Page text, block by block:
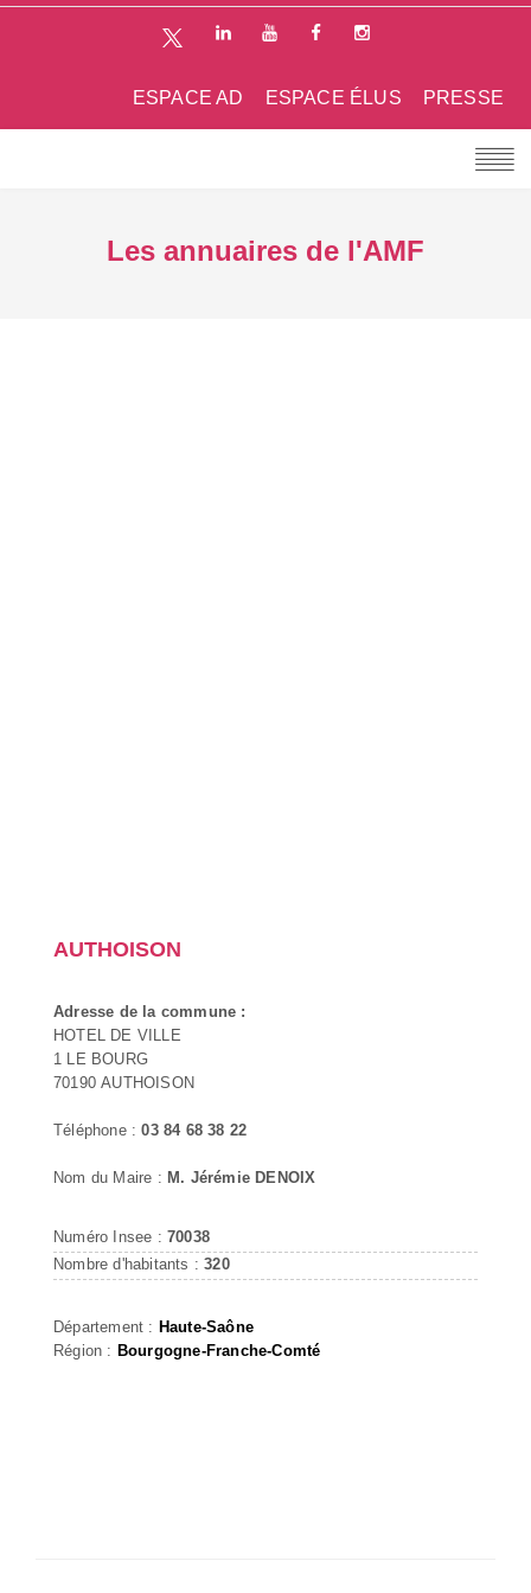
PRESSE
ESPACE ÉLUS
ESPACE AD
Les annuaires de l'AMF
AUTHOISON
Adresse de la commune :
HOTEL DE VILLE
1 LE BOURG
70190 AUTHOISON
Téléphone :03 84 68 38 22
Nom du Maire : M. Jérémie DENOIX
Numéro Insee : 70038
Nombre d'habitants :320
Département : Haute-Saône
Région : Bourgogne-Franche-Comté